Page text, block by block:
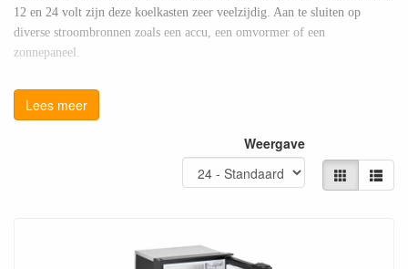
12 en 24 volt zijn deze koelkasten zeer veelzijdig. Aan te sluiten op
diverse stroombronnen zoals een accu, een omvormer of een
zonnepaneel.
Lees meer
Weergave